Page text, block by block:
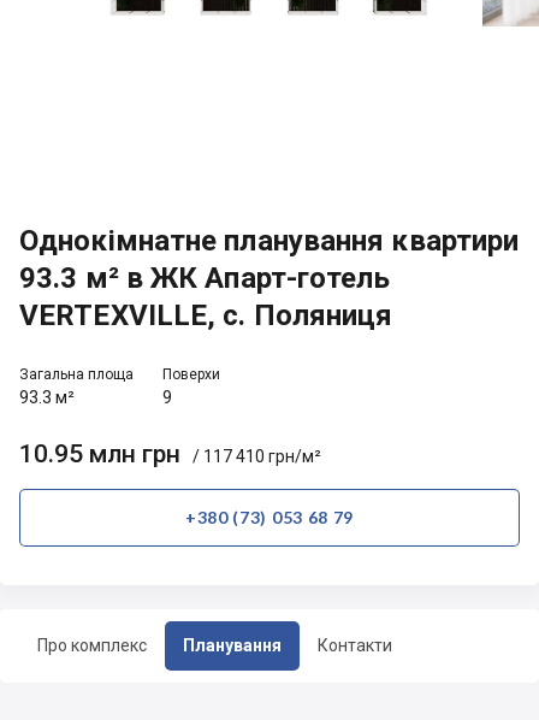
Про комплекс Планування Контакти
Однокімнатне планування квартири
93.3 м² в ЖК Апарт-готель
VERTEXVILLE, с. Поляниця
Загальна площа
93.3 м²
Поверхи
9
10.95 млн грн / 117 410 грн/м²
+380 (73) 053 68 79